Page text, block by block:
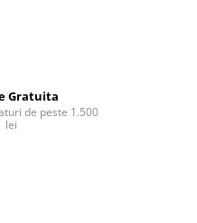
Gratuita
de peste 1.500
lei